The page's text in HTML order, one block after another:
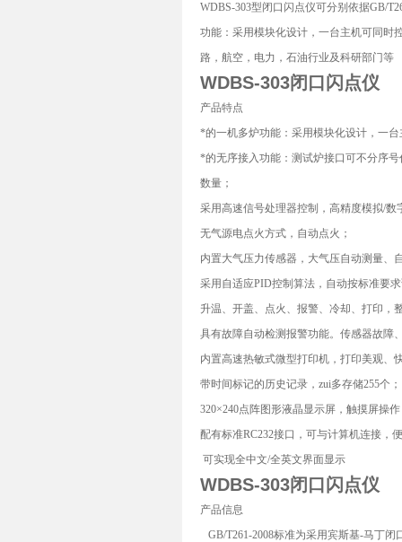
WDBS-303型闭口闪点仪可分别依据GB/
功能：采用模块化设计，一台主机可同时
路，航空，电力，石油行业及科研部门等
WDBS-303闭口闪点仪
产品特点
*的一机多炉功能：采用模块化设计，一
*的无序接入功能：测试炉接口可不分序
数量；
采用高速信号处理器控制，高精度模拟/
无气源电点火方式，自动点火；
内置大气压力传感器，大气压自动测量、
采用自适应PID控制算法，自动按标准要
升温、开盖、点火、报警、冷却、打印，
具有故障自动检测报警功能。传感器故障
内置高速热敏式微型打印机，打印美观、
带时间标记的历史记录，zui多存储255个；
320×240点阵图形液晶显示屏，触摸屏操
配有标准RC232接口，可与计算机连接，
可实现全中文/全英文界面显示
WDBS-303闭口闪点仪
产品信息
GB/T261-2008标准为采用宾斯基-马丁